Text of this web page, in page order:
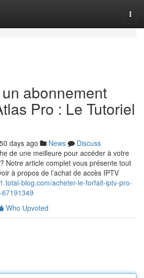
abonnement
Pro : Le Tutoriel
50 days ago News
Discuss
de une meilleure pour accéder à votre
Notre article complet vous présente tout
à propos de l’achat de accès IPTV
blog.com/acheter-le-forfait-iptv-pro-
Who Upvoted